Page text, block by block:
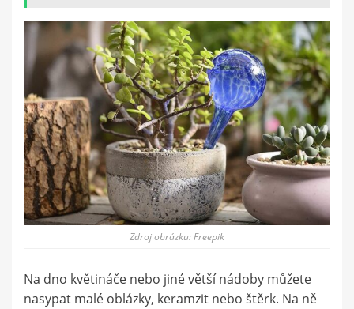
Zdroj obrázku: Freepik
Na dno květináče nebo jiné větší nádoby můžete
nasypat malé oblázky, keramzit nebo štěrk. Na ně